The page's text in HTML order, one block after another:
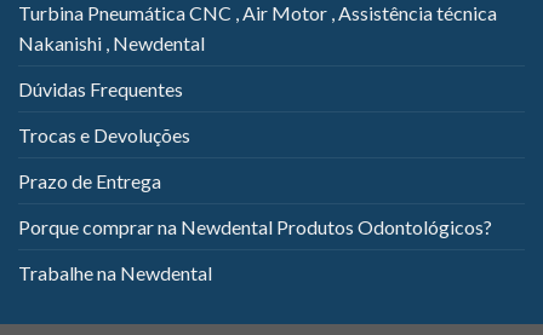
Turbina Pneumática CNC , Air Motor , Assistência técnica
Nakanishi , Newdental
Dúvidas Frequentes
Trocas e Devoluções
Prazo de Entrega
Porque comprar na Newdental Produtos Odontológicos?
Trabalhe na Newdental